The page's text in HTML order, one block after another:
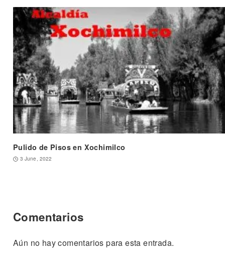
Pulido de Pisos en Xochimilco
3 June, 2022
Comentarios
Aún no hay comentarios para esta entrada.